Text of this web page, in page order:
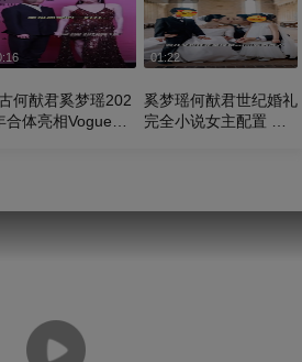
何猷君奚梦瑶202
合体亮相Vogue红
01:22
奚梦瑶何猷君世纪婚礼
完全小说女主配置 从